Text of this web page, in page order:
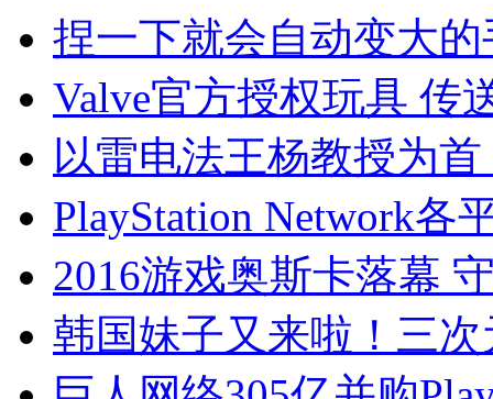
捏一下就会自动变大
Valve官方授权玩具 传
以雷电法王杨教授为
PlayStation Network各
2016游戏奥斯卡落幕
韩国妹子又来啦！三